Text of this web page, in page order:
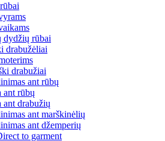
dydžių rūbai
drabužėliai
drabužiai
ant rūbų
ant rūbų
ant drabužių
ant marškinėlių
ant džemperių
to garment